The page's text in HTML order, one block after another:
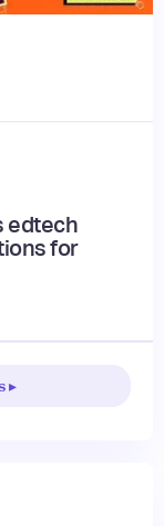
edtech
for
▸